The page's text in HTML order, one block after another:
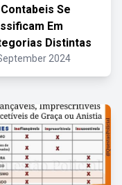
Se
Em
Distintas
2024